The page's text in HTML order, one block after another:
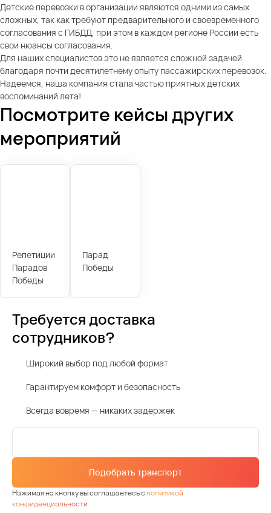
Детские перевозки в организации являются одними из самых
сложных, так как требуют предварительного и своевременного
согласования с ГИБДД, при этом в каждом регионе России есть
свои нюансы согласования.
Для наших специалистов это не является сложной задачей
благодаря почти десятилетнему опыту пассажирских перевозок.
Надеемся, наша компания стала частью приятных детских
воспоминаний лета!
Посмотрите кейсы других
мероприятий
Репетиции
Парадов
Победы
Парад
Победы
Требуется доставка
сотрудников?
Широкий выбор под любой формат
Гарантируем комфорт и безопасность
Всегда вовремя — никаких задержек
Подобрать транспорт
Нажимая на кнопку вы соглашаетесь сполитикой
конфиденциальности